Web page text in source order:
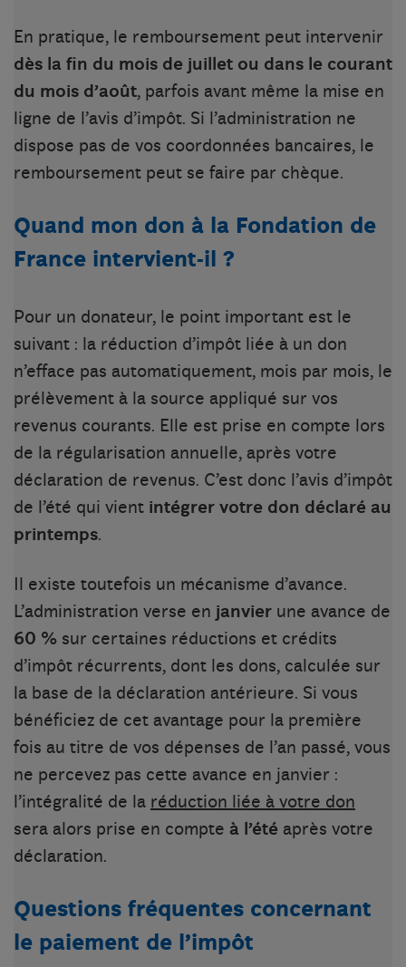
En pratique, le remboursement peut intervenir
dès la fin du mois de juillet ou dans le courant
du mois d’août, parfois avant même la mise en
ligne de l’avis d’impôt. Si l’administration ne
dispose pas de vos coordonnées bancaires, le
remboursement peut se faire par chèque.
Quand mon don à la Fondation de
France intervient-il ?
Pour un donateur, le point important est le
suivant : la réduction d’impôt liée à un don
n’efface pas automatiquement, mois par mois, le
prélèvement à la source appliqué sur vos
revenus courants. Elle est prise en compte lors
de la régularisation annuelle, après votre
déclaration de revenus. C’est donc l’avis d’impôt
de l’été qui vient intégrer votre don déclaré au
printemps.
Il existe toutefois un mécanisme d’avance.
L’administration verse en janvier une avance de
60 % sur certaines réductions et crédits
d’impôt récurrents, dont les dons, calculée sur
la base de la déclaration antérieure. Si vous
bénéficiez de cet avantage pour la première
fois au titre de vos dépenses de l’an passé, vous
ne percevez pas cette avance en janvier :
l’intégralité de la réduction liée à votre don
sera alors prise en compte à l’été après votre
déclaration.
Questions fréquentes concernant
le paiement de l’impôt